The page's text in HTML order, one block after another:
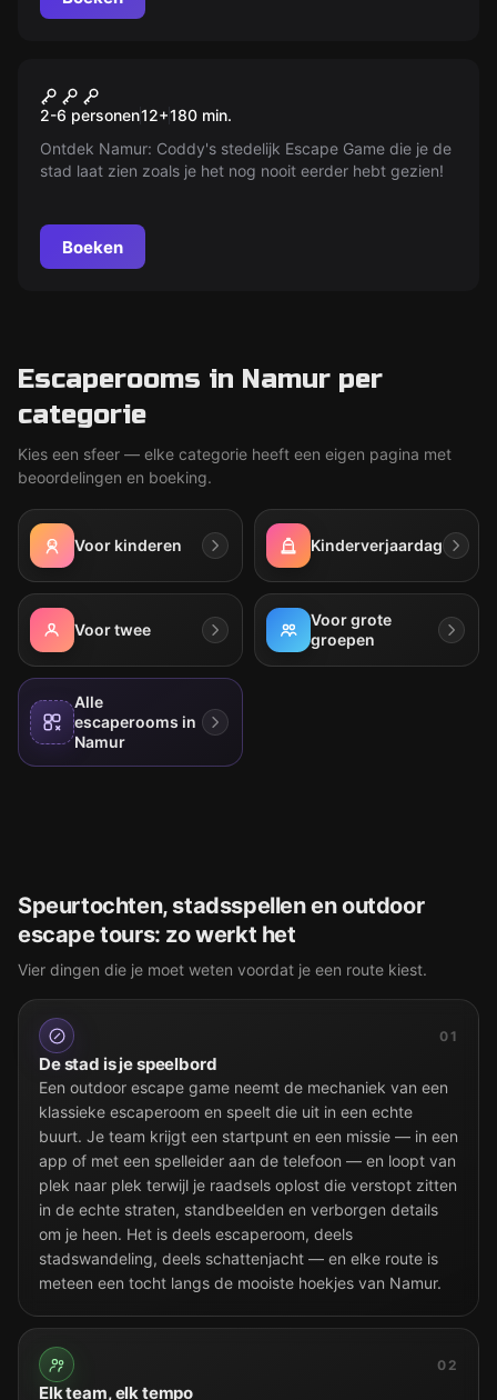
Discover Namur
2-6 personen12+180 min.
Ontdek Namur: Coddy's stedelijk Escape Game die je de
stad laat zien zoals je het nog nooit eerder hebt gezien!
Boeken
Escaperooms in Namur per
categorie
Kies een sfeer — elke categorie heeft een eigen pagina met
beoordelingen en boeking.
Voor kinderen Kinderverjaardag
Voor twee
Voor grote
groepen
Alle
escaperooms in
Namur
Speurtochten, stadsspellen en outdoor
escape tours: zo werkt het
Vier dingen die je moet weten voordat je een route kiest.
01
De stad is je speelbord
Een outdoor escape game neemt de mechaniek van een
klassieke escaperoom en speelt die uit in een echte
buurt. Je team krijgt een startpunt en een missie — in een
app of met een spelleider aan de telefoon — en loopt van
plek naar plek terwijl je raadsels oplost die verstopt zitten
in de echte straten, standbeelden en verborgen details
om je heen. Het is deels escaperoom, deels
stadswandeling, deels schattenjacht — en elke route is
meteen een tocht langs de mooiste hoekjes van Namur.
02
Elk team, elk tempo